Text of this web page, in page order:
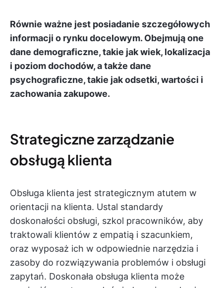
Równie ważne jest posiadanie szczegółowych
informacji o rynku docelowym. Obejmują one
dane demograficzne, takie jak wiek, lokalizacja
i poziom dochodów, a także dane
psychograficzne, takie jak odsetki, wartości i
zachowania zakupowe.
Strategiczne zarządzanie
obsługą klienta
Obsługa klienta jest strategicznym atutem w
orientacji na klienta. Ustal standardy
doskonałości obsługi, szkol pracowników, aby
traktowali klientów z empatią i szacunkiem,
oraz wyposaż ich w odpowiednie narzędzia i
zasoby do rozwiązywania problemów i obsługi
zapytań. Doskonała obsługa klienta może